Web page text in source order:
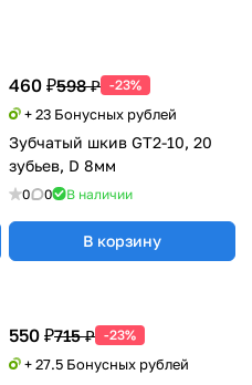
460 ₽598 ₽ -23%
+ 23 Бонусных рублей
Зубчатый шкив GT2-10, 20
зубьев, D 8мм
0 0 В наличии
В корзину
550 ₽715 ₽ -23%
+ 27.5 Бонусных рублей